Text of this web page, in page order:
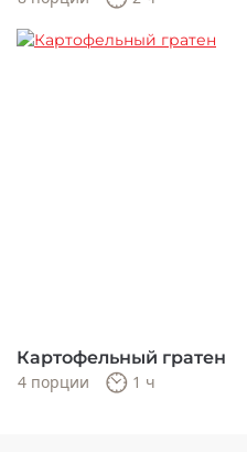
Картофельный гратен
4 порции
1 ч